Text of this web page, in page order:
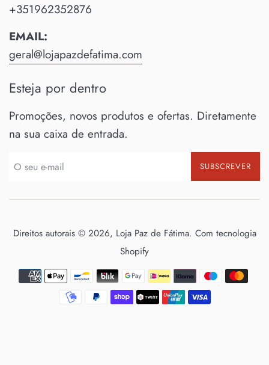
+351962352876
EMAIL:
geral@lojapazdefatima.com
Esteja por dentro
Promoções, novos produtos e ofertas. Diretamente
na sua caixa de entrada.
SUBSCREVER
Direitos autorais © 2026, Loja Paz de Fátima. Com tecnologia
Shopify
Métodos
de